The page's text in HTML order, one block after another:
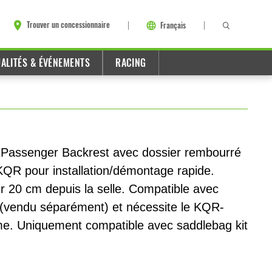
Trouver un concessionnaire Français
& ÉVÉNEMENTS RACING
Backrest avec dossier rembourré
pour installation/démontage rapide.
20 cm depuis la selle. Compatible avec
séparément) et nécessite le KQR-
Uniquement compatible avec saddlebag kit